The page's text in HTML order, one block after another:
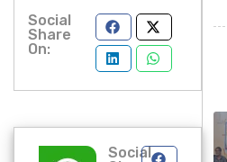
Social
Share
On:
Social